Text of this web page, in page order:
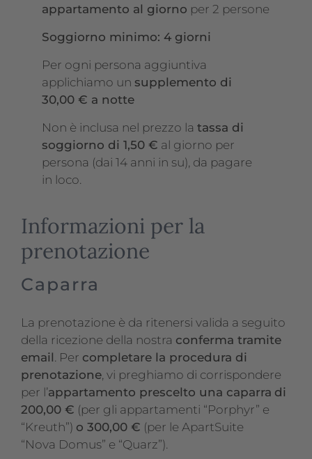
appartamento al giorno per 2 persone
Soggiorno minimo: 4 giorni
Per ogni persona aggiuntiva
applichiamo un supplemento di
30,00 € a notte
Non è inclusa nel prezzo la tassa di
soggiorno di 1,50 € al giorno per
persona (dai 14 anni in su), da pagare
in loco.
Informazioni per la
prenotazione
Caparra
La prenotazione è da ritenersi valida a seguito
della ricezione della nostra conferma tramite
email . Per completare la procedura di
prenotazione , vi preghiamo di corrispondere
per l’appartamento prescelto una caparra di
200,00 € (per gli appartamenti “Porphyr” e
“Kreuth”) o 300,00 € (per le ApartSuite
“Nova Domus” e “Quarz”).